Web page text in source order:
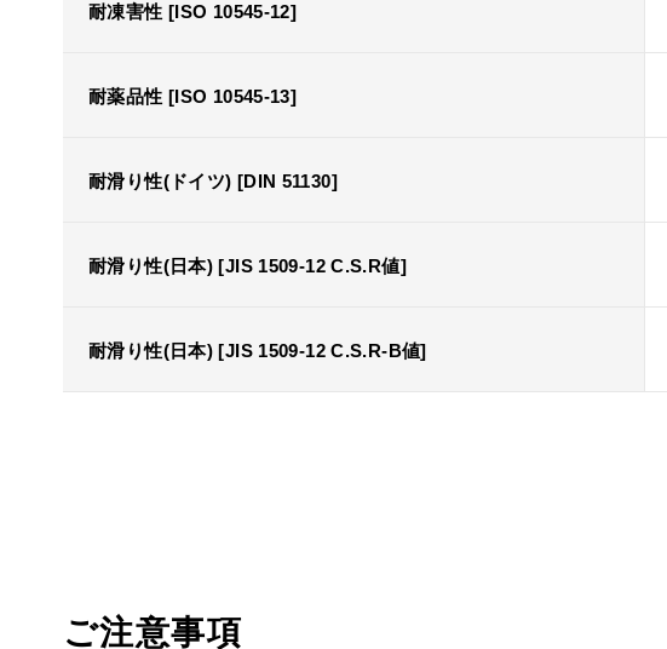
耐凍害性 [ISO 10545-12]
耐薬品性 [ISO 10545-13]
耐滑り性(ドイツ) [DIN 51130]
耐滑り性(日本) [JIS 1509-12 C.S.R値]
耐滑り性(日本) [JIS 1509-12 C.S.R-B値]
ご注意事項